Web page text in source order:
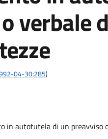
verbale
04-30;285)
in autotutela di un preavviso